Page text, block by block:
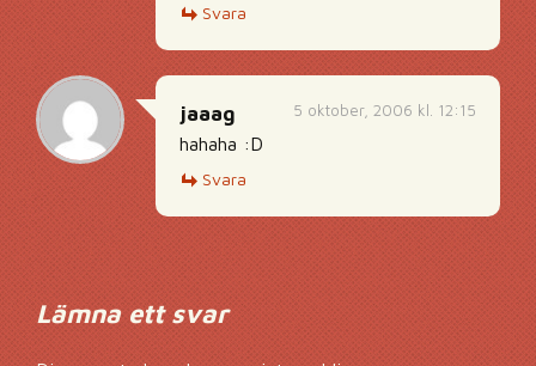
Svara
5 oktober, 2006 kl. 12:15
jaaag
hahaha :D
Svara
Lämna ett svar